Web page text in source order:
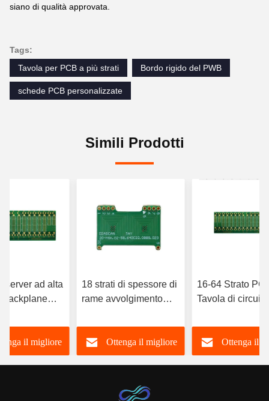
siano di qualità approvata.
Tags:
Tavola per PCB a più strati
Bordo rigido del PWB
schede PCB personalizzate
Simili Prodotti
server ad alta
il migliore
18 strati di spessore di
rame avvolgimento
private label
Ottenga il migliore
16-64 Strato
Tavola di circuiti
Intelligenza
Comunicazioni
Ottenga il